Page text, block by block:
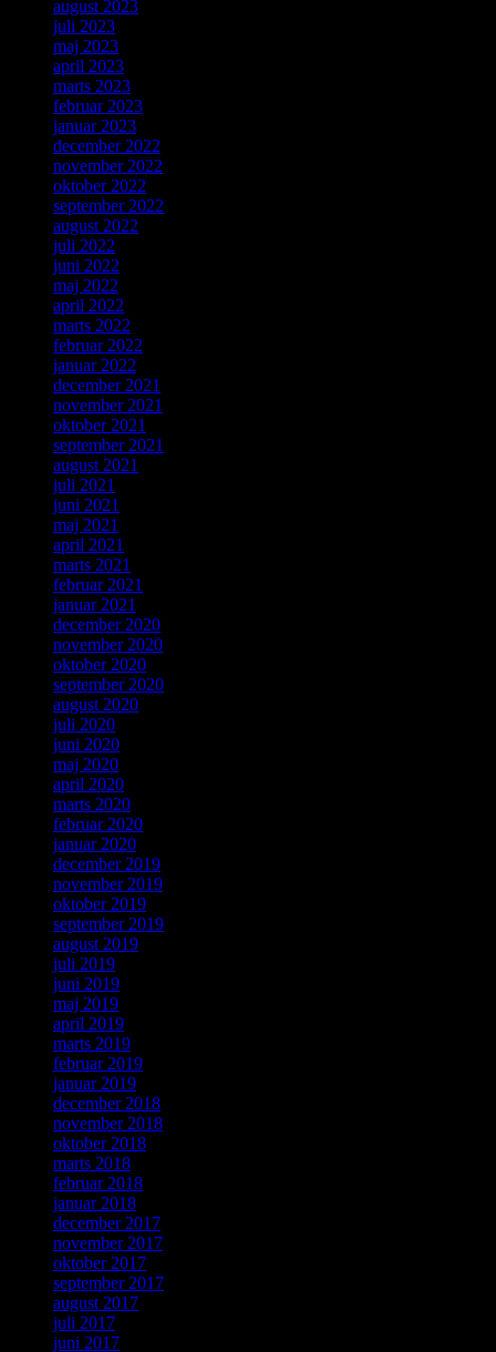
august 2023
juli 2023
maj 2023
april 2023
marts 2023
februar 2023
januar 2023
december 2022
november 2022
oktober 2022
september 2022
august 2022
juli 2022
juni 2022
maj 2022
april 2022
marts 2022
februar 2022
januar 2022
december 2021
november 2021
oktober 2021
september 2021
august 2021
juli 2021
juni 2021
maj 2021
april 2021
marts 2021
februar 2021
januar 2021
december 2020
november 2020
oktober 2020
september 2020
august 2020
juli 2020
juni 2020
maj 2020
april 2020
marts 2020
februar 2020
januar 2020
december 2019
november 2019
oktober 2019
september 2019
august 2019
juli 2019
juni 2019
maj 2019
april 2019
marts 2019
februar 2019
januar 2019
december 2018
november 2018
oktober 2018
marts 2018
februar 2018
januar 2018
december 2017
november 2017
oktober 2017
september 2017
august 2017
juli 2017
juni 2017